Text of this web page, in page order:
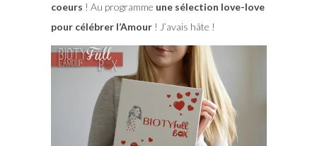
coeurs ! Au programme une sélection love-love
pour célébrer l’Amour! J’avais hâte !